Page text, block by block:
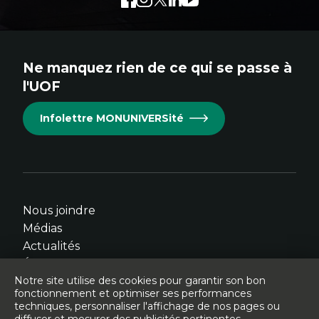
Cet
s'ouvrira
dans
fenêtre.
Cet
s'ouvrira
dans
fenêtre.
Cet
s'ouvrira
dans
fenêtre.
Cet
s'ouvrira
dans
fenêtre.
Cet
s'ouvrira
dans
fenêtre.
Ne manquez rien de ce qui se passe à
l'UOF
Infolettre MONUNIVERSité
Nous joindre
Médias
Actualités
Notre site utilise des cookies pour garantir son bon
fonctionnement et optimiser ses performances
techniques, personnaliser l'affichage de nos pages ou